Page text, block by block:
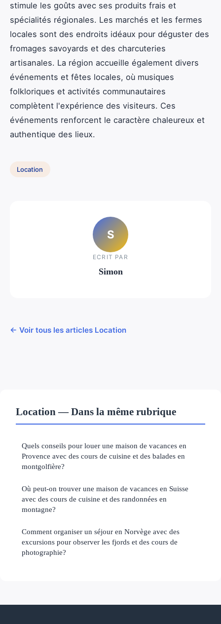
stimule les goûts avec ses produits frais et
spécialités régionales. Les marchés et les fermes
locales sont des endroits idéaux pour déguster des
fromages savoyards et des charcuteries
artisanales. La région accueille également divers
événements et fêtes locales, où musiques
folkloriques et activités communautaires
complètent l'expérience des visiteurs. Ces
événements renforcent le caractère chaleureux et
authentique des lieux.
Location
S
ECRIT PAR
Simon
← Voir tous les articles Location
Location — Dans la même rubrique
Quels conseils pour louer une maison de vacances en
Provence avec des cours de cuisine et des balades en
montgolfière?
Où peut-on trouver une maison de vacances en Suisse
avec des cours de cuisine et des randonnées en
montagne?
Comment organiser un séjour en Norvège avec des
excursions pour observer les fjords et des cours de
photographie?